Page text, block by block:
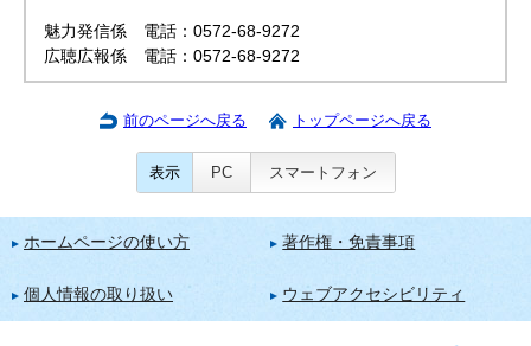
魅力発信係 電話：0572-68-9272
広聴広報係 電話：0572-68-9272
前のページへ戻る トップページへ戻る
表示 PC スマートフォン
ホームページの使い方 著作権・免責事項
個人情報の取り扱い ウェブアクセシビリティ